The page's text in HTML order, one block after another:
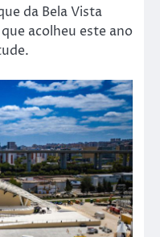
da Bela Vista
acolheu este ano